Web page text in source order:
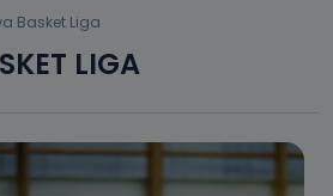
Basket Liga
LIGA